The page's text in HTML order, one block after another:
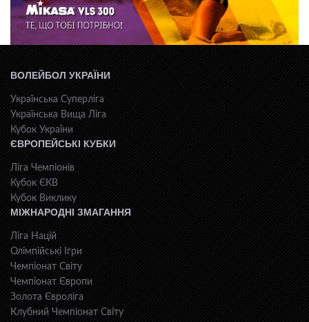
ВОЛЕЙБОЛ УКРАЇНИ
Українська Суперліга
Українська Вища Ліга
Кубок України
ЄВРОПЕЙСЬКІ КУБКИ
Ліга Чемпіонів
Кубок ЄКВ
Кубок Виклику
МІЖНАРОДНІ ЗМАГАННЯ
Ліга Націй
Олімпійські Ігри
Чемпіонат Світу
Чемпіонат Європи
Золота Євроліга
Клубний Чемпіонат Світу